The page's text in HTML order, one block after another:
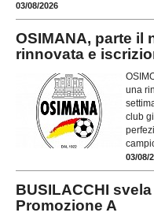
03/08/2026
OSIMANA, parte il
rinnovata e
una
club
03/08/
BUSILACCHI
Promozione A